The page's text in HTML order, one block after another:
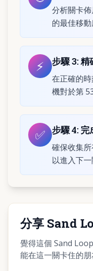
分析關卡
的最佳移動
⚡ 步驟3:精
在正確的
機對於第
✅ 步驟4: 完
確保收集
以進入下一
分享 Sand
覺得這個 Sand
能在這一關卡住的朋